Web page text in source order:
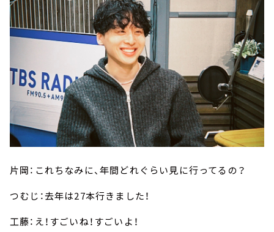
片岡：これちなみに、年間どれぐらい見に行ってるの？
つむじ：去年は27本行きました！
工藤：え！すごいね！すごいよ！